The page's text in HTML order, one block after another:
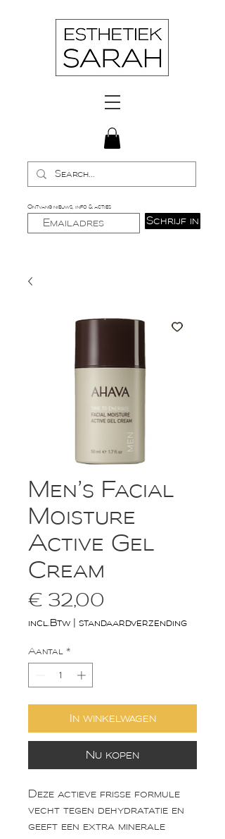
Schrijf in
Ontvang nieuws, info & acties
Men’s Facial
Moisture
Active Gel
Cream
€ 32,00
incl.Btw standaardverzending
Aantal *
In winkelwagen
Nu kopen
Deze actieve frisse formule
vecht tegen dehydratatie en
geeft een extra minerale